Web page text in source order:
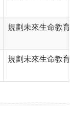
規劃未來生命教育
規劃未來生命教育